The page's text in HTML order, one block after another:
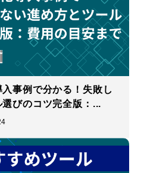
事例で分かる！失敗し
びのコツ完全版：...